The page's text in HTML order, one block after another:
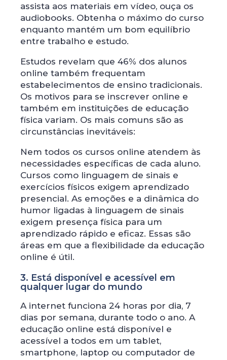
assista aos materiais em vídeo, ouça os
audiobooks. Obtenha o máximo do curso
enquanto mantém um bom equilíbrio
entre trabalho e estudo.
Estudos revelam que 46% dos alunos
online também frequentam
estabelecimentos de ensino tradicionais.
Os motivos para se inscrever online e
também em instituições de educação
física variam. Os mais comuns são as
circunstâncias inevitáveis:
Nem todos os cursos online atendem às
necessidades específicas de cada aluno.
Cursos como linguagem de sinais e
exercícios físicos exigem aprendizado
presencial. As emoções e a dinâmica do
humor ligadas à linguagem de sinais
exigem presença física para um
aprendizado rápido e eficaz. Essas são
áreas em que a flexibilidade da educação
online é útil.
3. Está disponível e acessível em
qualquer lugar do mundo
A internet funciona 24 horas por dia, 7
dias por semana, durante todo o ano. A
educação online está disponível e
acessível a todos em um tablet,
smartphone, laptop ou computador de